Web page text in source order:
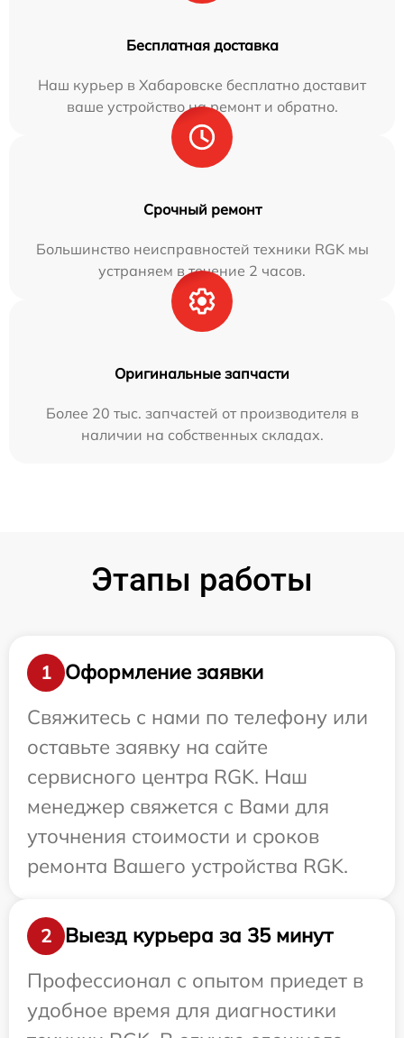
Бесплатная доставка
Наш курьер в Хабаровске бесплатно доставит
ваше устройство на ремонт и обратно.
Срочный ремонт
Большинство неисправностей техники RGK мы
устраняем в течение 2 часов.
Оригинальные запчасти
Более 20 тыс. запчастей от производителя в
наличии на собственных складах.
Этапы работы
1
Оформление заявки
Свяжитесь с нами по телефону или
оставьте заявку на сайте
сервисного центра RGK. Наш
менеджер свяжется с Вами для
уточнения стоимости и сроков
ремонта Вашего устройства RGK.
2
Выезд курьера за 35 минут
Профессионал с опытом приедет в
удобное время для диагностики